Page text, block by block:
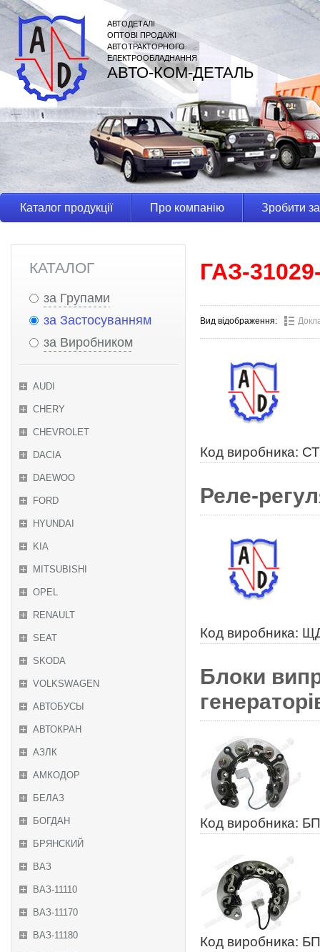
АВТОДЕТАЛІ
ОПТОВІ ПРОДАЖІ
АВТОТРАКТОРНОГО
ЕЛЕКТРООБЛАДНАННЯ
АВТО-КОМ-ДЕТАЛЬ
Каталог продукції Про компанію Зробити
КАТАЛОГ
за Групами
за Застосуванням
за Виробником
AUDI
CHERY
CHEVROLET
DACIA
DAEWOO
FORD
HYUNDAI
KIA
MITSUBISHI
OPEL
RENAULT
SEAT
SKODA
VOLKSWAGEN
АВТОБУСЫ
АВТОКРАН
АЗЛК
АМКОДОР
БЕЛАЗ
БОГДАН
БРЯНСКИЙ
ВАЗ
ВАЗ-11110
ВАЗ-11170
ВАЗ-11180
ГАЗ-
Вид відображення:
Код виробника:
Реле-
Код виробника:
Блоки
Код виробника:
Код виробника: